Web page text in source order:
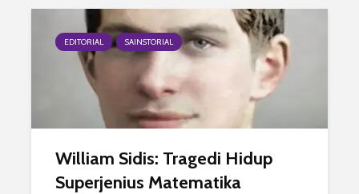
EDITORIAL SAINSTORIAL
William Sidis: Tragedi Hidup
Superjenius Matematika